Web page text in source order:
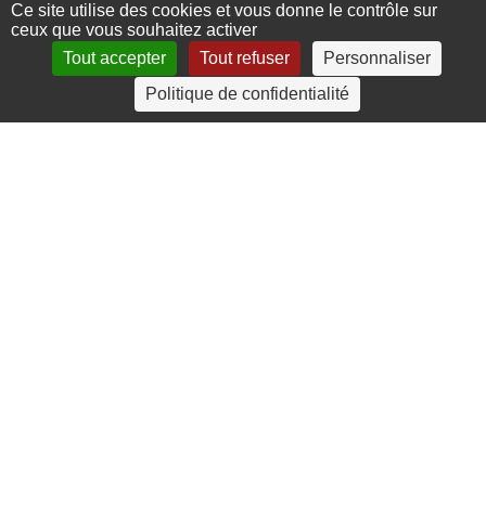
4 rue Crec’h-Ugen
22810 Belle Isle en Terre
Ce site utilise des cookies et vous donne le contrôle sur
ceux que vous souhaitez activer
Tout accepter
Tout refuser
Personnaliser
Politique de confidentialité